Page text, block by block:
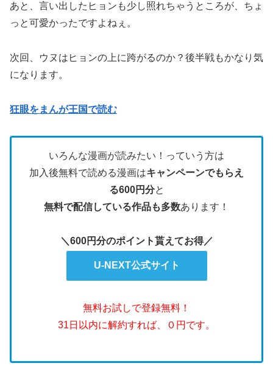
あと、言い出したヒョンも少し照れちゃうところが、ちょ
っと可愛かったですよねぇ。
次回、ウヌはヒョンの上に跨がるのか？後半戦もかなり気
になります。
狂眼をまんが王国で読む
いろんな漫画が読みたい！っていう方は
加入後無料で読める漫画はキャンペーンでもらえ
る600円分と
無料で配信している作品も多数あります！
＼600円分のポイント貰えてお得／
U-NEXT公式サイト
無料お試しで登録無料！
31日以内に解約すれば、０円です。